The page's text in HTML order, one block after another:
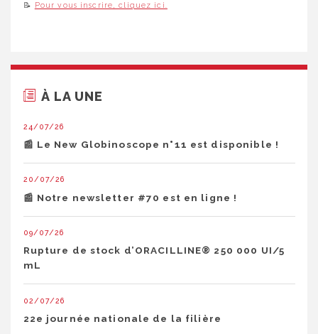
📝 Pour vous inscrire, cliquez ici.
À LA UNE
24/07/26
📰 Le New Globinoscope n°11 est disponible !
20/07/26
📰 Notre newsletter #70 est en ligne !
09/07/26
Rupture de stock d’ORACILLINE® 250 000 UI/5
mL
02/07/26
22e journée nationale de la filière